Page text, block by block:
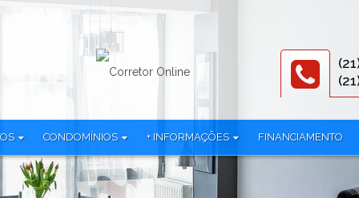
(1)
CONDOMÍNIOS
3R Offices (1)
786 Prudente (2)
+ INFORMAÇÕES
Documentos
Equipe
FINANCIAMENTO